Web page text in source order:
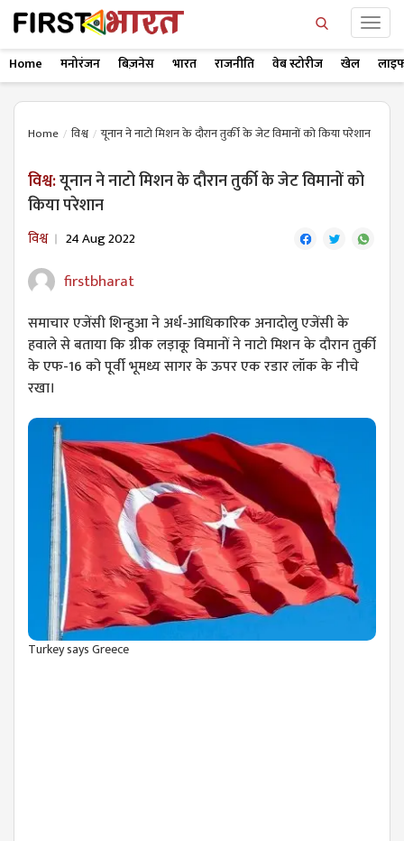
Home मनोरंजन बिज़नेस भारत राजनीति वेब स्टोरीज खेल
Home विश्व यूनान ने नाटो मिशन के दौरान तुर्की के जेट विमानों को किया परेशान
विश्व:यूनान ने नाटो मिशन के दौरान तुर्की के जेट विमानों को
किया परेशान
विश्व 24 Aug 2022
firstbharat
समाचार एजेंसी शिन्हुआ ने अर्ध-आधिकारिक अनादोलु एजेंसी के
हवाले से बताया कि ग्रीक लड़ाकू विमानों ने नाटो मिशन के दौरान तुर्की
के एफ-16 को पूर्वी भूमध्य सागर के ऊपर एक रडार लॉक के नीचे
रखा।
Turkey says Greece